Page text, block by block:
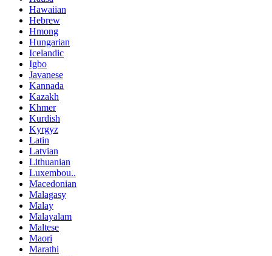
Hawaiian
Hebrew
Hmong
Hungarian
Icelandic
Igbo
Javanese
Kannada
Kazakh
Khmer
Kurdish
Kyrgyz
Latin
Latvian
Lithuanian
Luxembou..
Macedonian
Malagasy
Malay
Malayalam
Maltese
Maori
Marathi